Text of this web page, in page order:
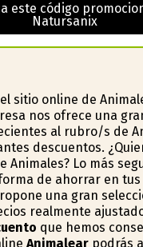
este código
Natursanix
sitio online de
nos ofrece una
al rubro/s de
descuentos.
Animales? Lo más
de ahorrar en tus
una gran
realmente
que hemos
Animalearpodrás